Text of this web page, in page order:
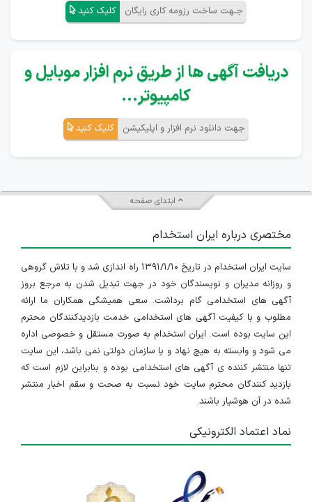
جـهت ساخت رزومه کاری رایگان کلیک کنید
دریافت آگهی ها از طریق نرم افزار موبایل و
کامپیوتر...
جهت دانلود نرم افزار و اپلیکیشن کلیک کنید
ابتدای صفحه
مختصری درباره ایران استخدام
سایت ایران استخدام در تاریخ ۱۳۹۱/۱/۱۰ راه اندازی شد و با تلاش گروهی
و روزانه مدیران و نویسندگان خود در جهت تبدیل شدن به مرجع بروز
آگهی های استخدامی گام برداشت. سعی همیشگی همکاران ما ارائه
مطلوب و با کیفیت آگهی های استخدامی خدمت بازدیدکنندگان محترم
این سایت بوده است. ایران استخدام به صورت مستقل و خصوصی اداره
می شود و وابسته به هیچ نهاد و یا سازمان دولتی نمی باشد، این سایت
تنها منتشر کننده ی آگهی های استخدامی بوده و بنابراین لازم است که
بازدید کنندگان محترم سایت خود نسبت به صحت و سقم اخبار منتشر
شده در آن هوشیار باشند.
نماد اعتماد الکترونیکی